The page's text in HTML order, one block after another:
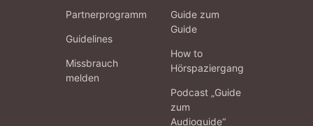
Partnerprogramm
Guidelines
Missbrauch
melden
Guide zum
Guide
How to
Hörspaziergang
Podcast „Guide
zum
Audioguide“